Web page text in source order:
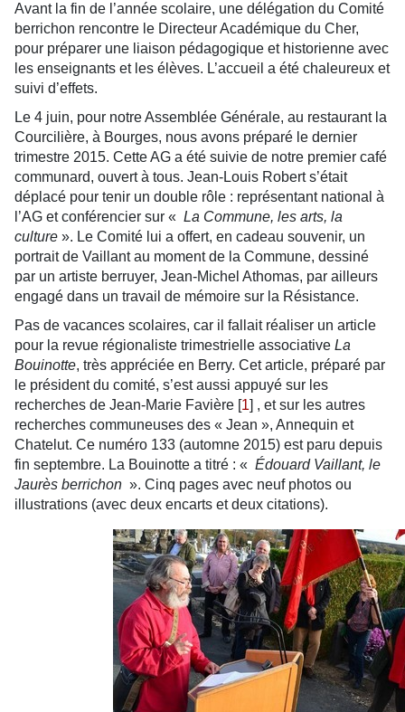
Avant la fin de l’année scolaire, une délégation du Comité
berrichon rencontre le Directeur Académique du Cher,
pour préparer une liaison pédagogique et historienne avec
les enseignants et les élèves. L’accueil a été chaleureux et
suivi d’effets.
Le 4 juin, pour notre Assemblée Générale, au restaurant la
Courcilière, à Bourges, nous avons préparé le dernier
trimestre 2015. Cette AG a été suivie de notre premier café
communard, ouvert à tous. Jean-Louis Robert s’était
déplacé pour tenir un double rôle : représentant national à
l’AG et conférencier sur « La Commune, les arts, la
culture ». Le Comité lui a offert, en cadeau souvenir, un
portrait de Vaillant au moment de la Commune, dessiné
par un artiste berruyer, Jean-Michel Athomas, par ailleurs
engagé dans un travail de mémoire sur la Résistance.
Pas de vacances scolaires, car il fallait réaliser un article
pour la revue régionaliste trimestrielle associative La
Bouinotte, très appréciée en Berry. Cet article, préparé par
le président du comité, s’est aussi appuyé sur les
recherches de Jean-Marie Favière [1] , et sur les autres
recherches communeuses des « Jean », Annequin et
Chatelut. Ce numéro 133 (automne 2015) est paru depuis
fin septembre. La Bouinotte a titré : « Édouard Vaillant, le
Jaurès berrichon ». Cinq pages avec neuf photos ou
illustrations (avec deux encarts et deux citations).